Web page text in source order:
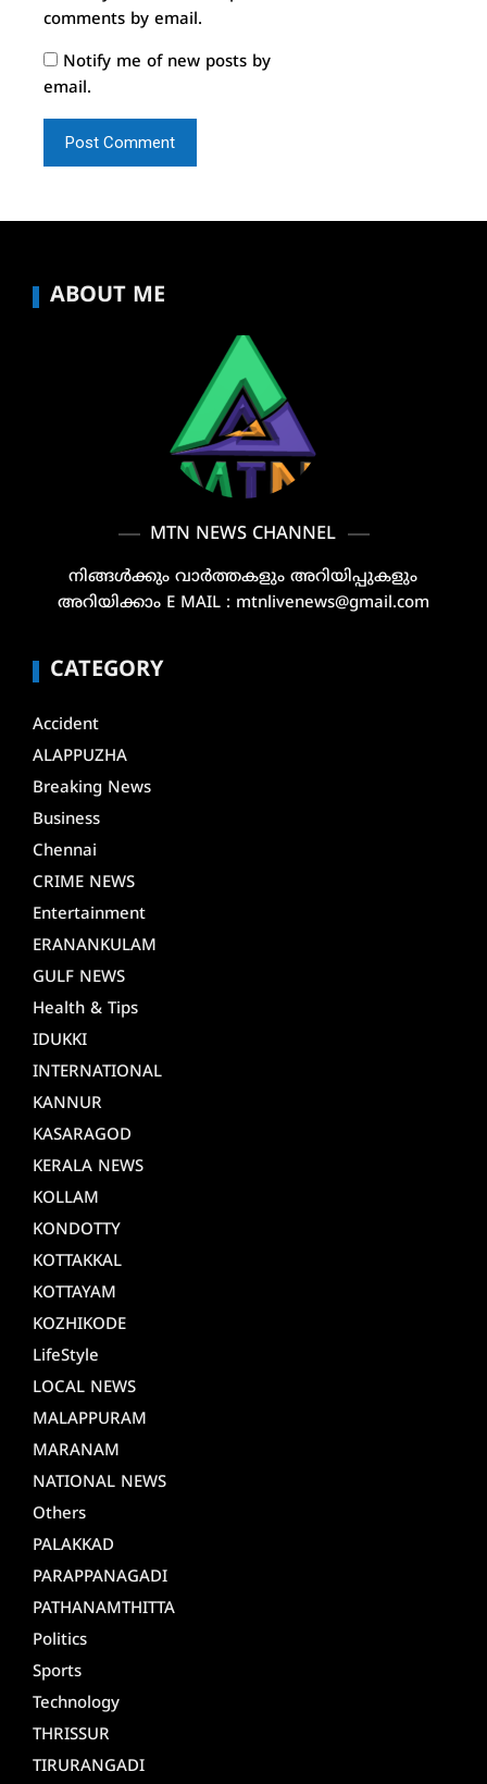
comments by email.
Notify me of new posts by
email.
ABOUT ME
MTN NEWS CHANNEL
നിങ്ങൾക്കും വാർത്തകളും അറിയിപ്പുകളും
അറിയിക്കാം E MAIL : mtnlivenews@gmail.com
CATEGORY
Accident
ALAPPUZHA
Breaking News
Business
Chennai
CRIME NEWS
Entertainment
ERANANKULAM
GULF NEWS
Health & Tips
IDUKKI
INTERNATIONAL
KANNUR
KASARAGOD
KERALA NEWS
KOLLAM
KONDOTTY
KOTTAKKAL
KOTTAYAM
KOZHIKODE
LifeStyle
LOCAL NEWS
MALAPPURAM
MARANAM
NATIONAL NEWS
Others
PALAKKAD
PARAPPANAGADI
PATHANAMTHITTA
Politics
Sports
Technology
THRISSUR
TIRURANGADI